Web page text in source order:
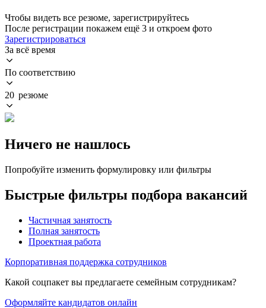
Чтобы видеть все резюме, зарегистрируйтесь
После регистрации покажем ещё 3 и откроем фото
Зарегистрироваться
За всё время
По соответствию
20 резюме
Ничего не нашлось
Попробуйте изменить формулировку или фильтры
Быстрые фильтры подбора вакансий
Частичная занятость
Полная занятость
Проектная работа
Корпоративная поддержка сотрудников
Какой соцпакет вы предлагаете семейным сотрудникам?
Оформляйте кандидатов онлайн